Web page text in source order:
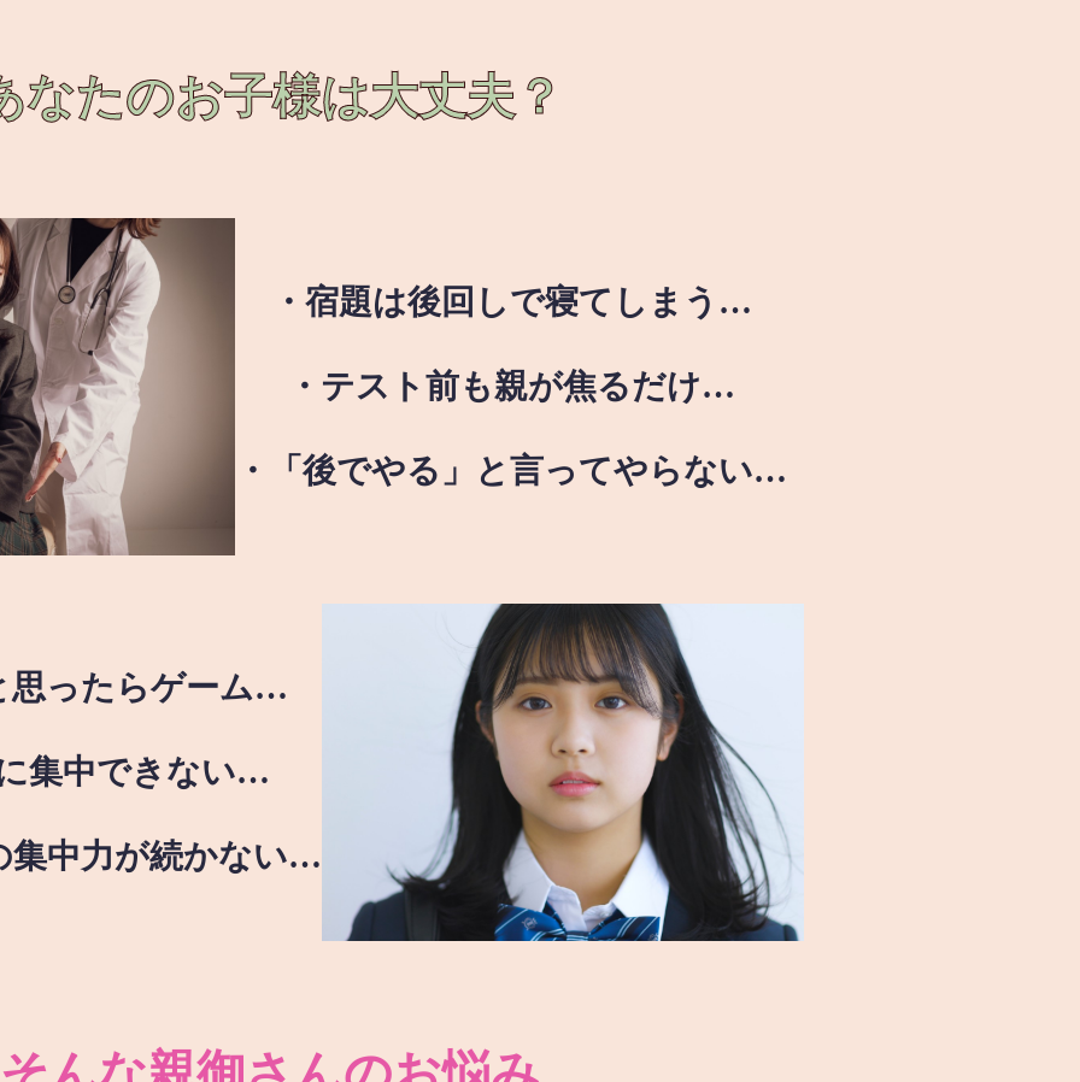
なたのお子様は大丈夫？
・宿題は後回しで寝てしまう…
・テスト前も親が焦るだけ…
・「後でやる」と言ってやらない…
思ったらゲーム…
集中できない…
集中力が続かない…